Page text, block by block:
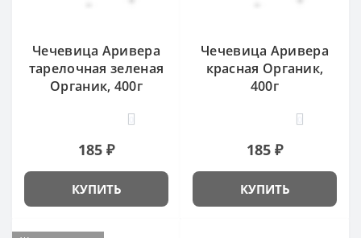
Чечевица Аривера
тарелочная зеленая
Органик, 400г
185 ₽
КУПИТЬ
Чечевица Аривера
красная Органик,
400г
185 ₽
КУПИТЬ